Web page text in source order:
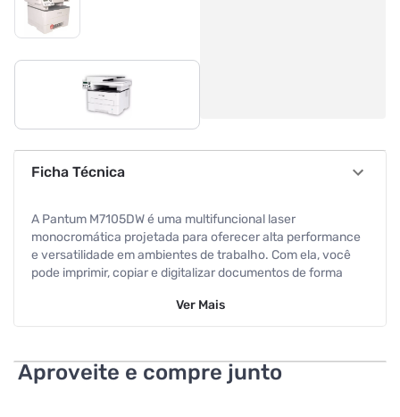
Ficha Técnica
A Pantum M7105DW é uma multifuncional laser
monocromática projetada para oferecer alta performance
e versatilidade em ambientes de trabalho. Com ela, você
pode imprimir, copiar e digitalizar documentos de forma
Alta Velocidade de Impressão: Imprima até 33 páginas por
minuto, aumentando sua produtividade.
Ver Mais
Aproveite e compre junto